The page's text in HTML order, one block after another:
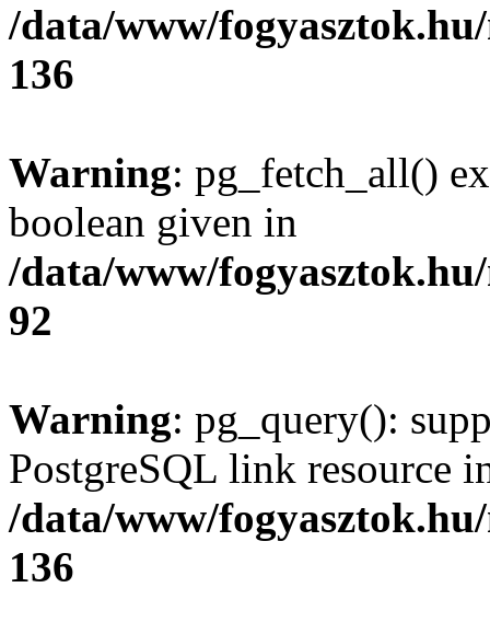
/data/www/
136
Warning: pg_fetch_all()
boolean given in
/data/www/
92
Warning: pg_query():
PostgreSQL link resource
/data/www/
136